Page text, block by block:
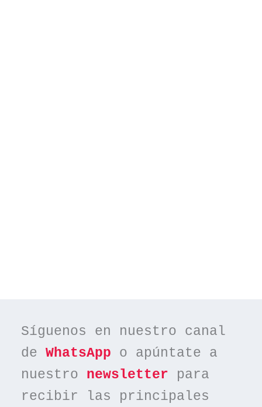
Síguenos en nuestro canal
de WhatsApp o apúntate a
nuestro newsletter para
recibir las principales